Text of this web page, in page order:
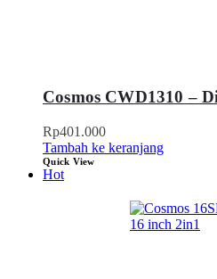
Cosmos CWD1310 –
Rp401.000
Tambah ke keranjang
Quick View
Hot